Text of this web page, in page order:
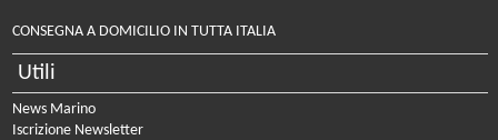
CONSEGNA A DOMICILIO IN TUTTA ITALIA
Utili
News Marino
Iscrizione Newsletter